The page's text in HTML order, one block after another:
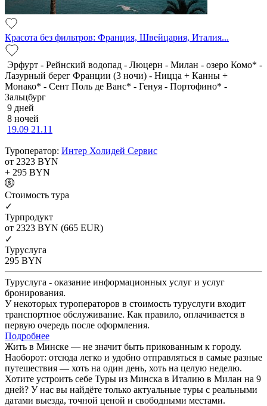
Красота без фильтров: Франция, Швейцария, Италия...
Эрфурт - Рейнский водопад - Люцерн - Милан - озеро Комо* -
Лазурный берег Франции (3 ночи) - Ницца + Канны +
Монако* - Сент Поль де Ванс* - Генуя - Портофино* -
Зальцбург
9 дней
8 ночей
19.09 21.11
Туроператор: Интер Холидей Сервис
от 2323 BYN
+ 295 BYN
Cтоимость тура
✓
Турпродукт
от 2323 BYN (665 EUR)
✓
Туруслуга
295 BYN
Туруслуга - оказание информационных услуг и услуг
бронирования.
У некоторых туроператоров в стоимость туруслуги входит
транспортное обслуживание. Как правило, оплачивается в
первую очередь после оформления.
Подробнее
Жить в Минске — не значит быть прикованным к городу.
Наоборот: отсюда легко и удобно отправляться в самые разные
путешествия — хоть на один день, хоть на целую неделю.
Хотите устроить себе Туры из Минска в Италию в Милан на 9
дней? У нас вы найдёте только актуальные туры с реальными
датами выезда, точной ценой и свободными местами.